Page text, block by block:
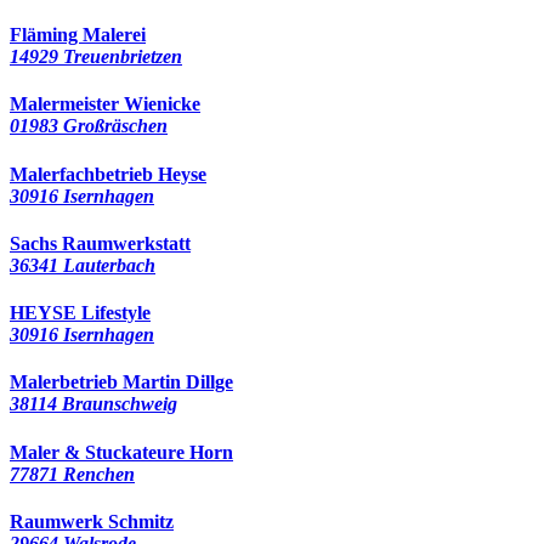
Fläming Malerei
14929 Treuenbrietzen
Malermeister Wienicke
01983 Großräschen
Malerfachbetrieb Heyse
30916 Isernhagen
Sachs Raumwerkstatt
36341 Lauterbach
HEYSE Lifestyle
30916 Isernhagen
Malerbetrieb Martin Dillge
38114 Braunschweig
Maler & Stuckateure Horn
77871 Renchen
Raumwerk Schmitz